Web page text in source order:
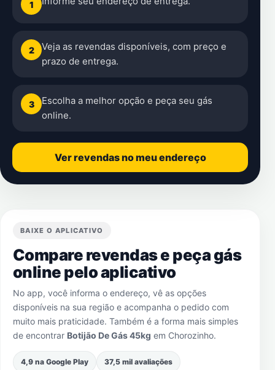
1
2
Veja as revendas disponíveis, com preço e
prazo de entrega.
3
Escolha a melhor opção e peça seu gás
online.
Ver revendas no meu endereço
BAIXE O APLICATIVO
Compare revendas e peça gás
online pelo aplicativo
No app, você informa o endereço, vê as opções
disponíveis na sua região e acompanha o pedido com
muito mais praticidade. Também é a forma mais simples
de encontrar Botijão De Gás 45kg em Chorozinho.
4,9 na Google Play 37,5 mil avaliações